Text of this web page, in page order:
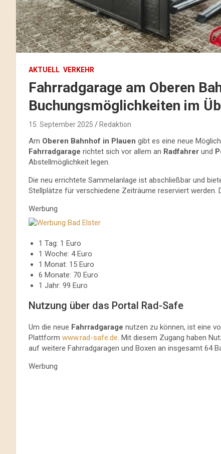
AKTUELL VERKEHR
Fahrradgarage am Oberen
Buchungsmöglichkeiten im
15. September 2025 Redaktion
Am Oberen Bahnhof in Plauen gibt es eine neue
Fahrradgarage richtet sich vor allem an Radfahrer und
Abstellmöglichkeit legen.
Die neu errichtete Sammelanlage ist abschließbar und
Stellplätze für verschiedene Zeiträume reserviert werden.
Werbung
1 Tag: 1 Euro
1 Woche: 4 Euro
1 Monat: 15 Euro
6 Monate: 70 Euro
1 Jahr: 99 Euro
Nutzung über das Portal Rad-Safe
Um die neue Fahrradgarage nutzen zu können, ist eine
Plattform www.rad-safe.de. Mit diesem Zugang haben
auf weitere Fahrradgaragen und Boxen an insgesamt 64
Werbung